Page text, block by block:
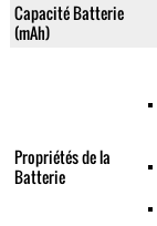
Capacité Batterie
(mAh)
Propriétés de la
Batterie